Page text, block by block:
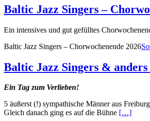
Baltic Jazz Singers –
Ein intensives und gut gefülltes
Baltic Jazz Singers – Chorwochenende 2026
Baltic Jazz Singers &
Ein Tag zum Verlieben!
5 äußerst (!) sympathische Männer aus
Gleich danach ging es auf die Bühne […]